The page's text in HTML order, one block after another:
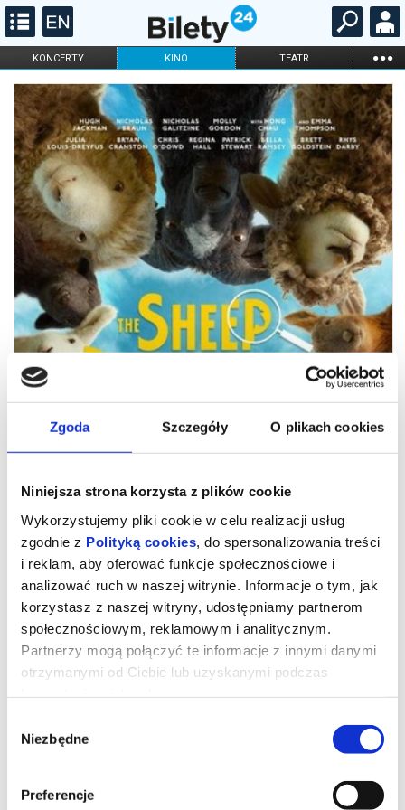
Zgoda Szczegóły O plikach cookies
Niniejsza strona korzysta z plików cookie
Wykorzystujemy pliki cookie w celu realizacji usług
zgodnie z Polityką cookies , do spersonalizowania treści
i reklam, aby oferować funkcje społecznościowe i
analizować ruch w naszej witrynie. Informacje o tym, jak
korzystasz z naszej witryny, udostępniamy partnerom
społecznościowym, reklamowym i analitycznym.
Partnerzy mogą połączyć te informacje z innymi danymi
otrzymanymi od Ciebie lub uzyskanymi podczas
zgody
Niezbędne
Preferencje
KONCERTY KINO TEATR ...
FILHARMONIA OPERA I BALET
STAND-UP
DLA DZIECI
KARNETY
Sprawiedliwość owiec
George Hardy (Hugh Jackman) to pasterz, który kocha swoje owce
i hoduje je wyłącznie dla wełny. Każdej nocy czyta im na głos
tylko je rozumieją, ale także godzinami dyskutują o tym, kto jest
sprawcą zbrodni.